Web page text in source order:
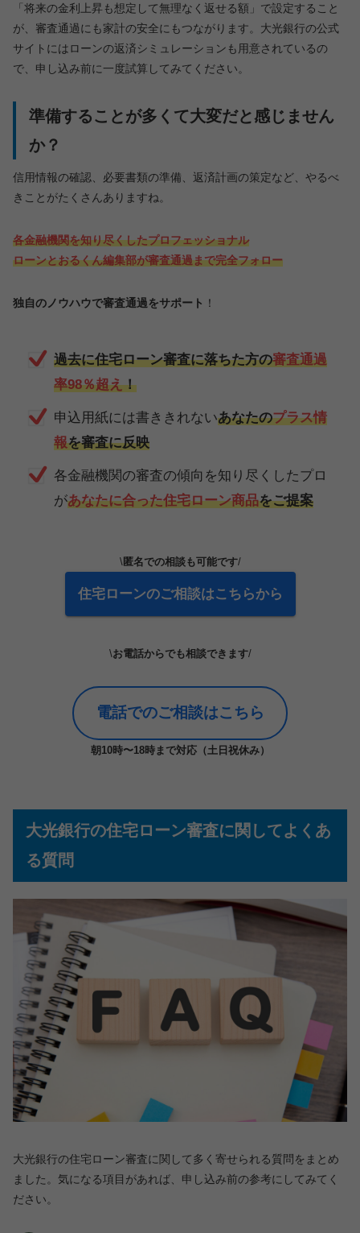
「将来の金利上昇も想定して無理なく返せる額」で設定すること
が、審査通過にも家計の安全にもつながります。大光銀行の公式
サイトにはローンの返済シミュレーションも用意されているの
で、申し込み前に一度試算してみてください。
準備することが多くて大変だと感じません
か？
信用情報の確認、必要書類の準備、返済計画の策定など、やるべ
きことがたくさんありますね。
各金融機関を知り尽くしたプロフェッショナル
ローンとおるくん編集部が審査通過まで完全フォロー
独自のノウハウで審査通過をサポート ！
過去に住宅ローン審査に落ちた方の審査通過
率98％超え！
申込用紙には書ききれないあなたのプラス情
報を審査に反映
各金融機関の審査の傾向を知り尽くしたプロ
があなたに合った住宅ローン商品をご提案
\匿名での相談も可能です/
住宅ローンのご相談はこちらから
\お電話からでも相談できます/
電話でのご相談はこちら
朝10時〜18時まで対応（土日祝休み）
大光銀行の住宅ローン審査に関してよくあ
る質問
大光銀行の住宅ローン審査に関して多く寄せられる質問をまとめ
ました。気になる項目があれば、申し込み前の参考にしてみてく
ださい。